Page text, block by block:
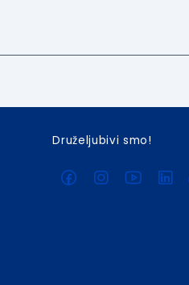
Druželjubivi smo!